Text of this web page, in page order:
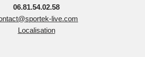
06.81.54.02.58
live.com
Localisation